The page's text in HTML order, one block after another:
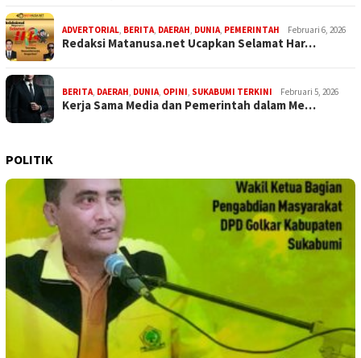
ADVERTORIAL, BERITA, DAERAH, DUNIA, PEMERINTAH Februari 6, 2026
Redaksi Matanusa.net Ucapkan Selamat Har…
BERITA, DAERAH, DUNIA, OPINI, SUKABUMI TERKINI Februari 5, 2026
Kerja Sama Media dan Pemerintah dalam Me…
POLITIK